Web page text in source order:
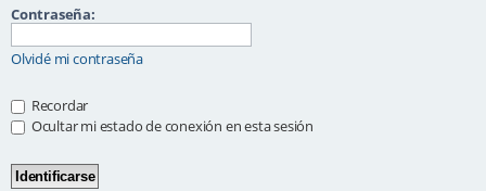
Contraseña:
Olvidé mi contraseña
Recordar
Ocultar mi estado de conexión en esta sesión